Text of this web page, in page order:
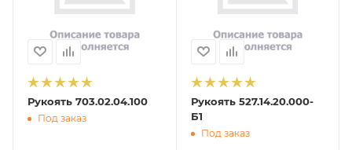
Рукоять 703.02.04.100
Под заказ
Рукоять 527.14.20.000-
Б1
Под заказ